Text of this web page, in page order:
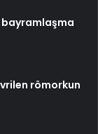
bayramlaşma
römorkun